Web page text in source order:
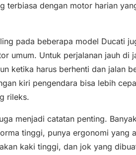
terbiasa dengan motor harian
pada beberapa model Ducati
umum. Untuk perjalanan jauh di
ketika harus berhenti dan jalan
kiri pengendara bisa lebih
rileks.
menjadi catatan penting.
tinggi, punya ergonomi yang
kaki tinggi, dan jok yang